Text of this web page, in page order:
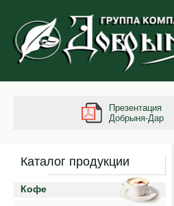
Презентация
Добрыня-Дар
Каталог продукции
Кофе